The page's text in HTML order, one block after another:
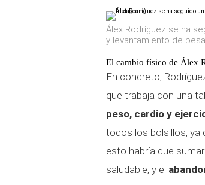
Álex Rodríguez se ha
y levantamiento de
El cambio físico de Álex
En concreto,
que trabaja con una
peso, cardio y
todos los bolsillos, ya
esto habría que
saludable, y el